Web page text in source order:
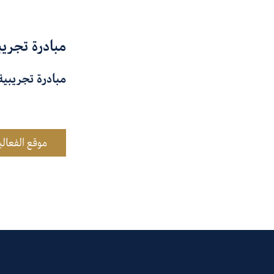
مبادرة
مبادرة
موقع